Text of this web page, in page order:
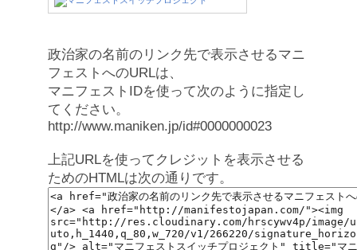
政治家の名前のリンク先で表示させるマニ
フェストへのURLは、
マニフェストIDを使って次のように指定し
てください。
http://www.maniken.jp/id#0000000023
上記URLを使ってクレジットを表示させる
ためのHTMLは次の通りです。